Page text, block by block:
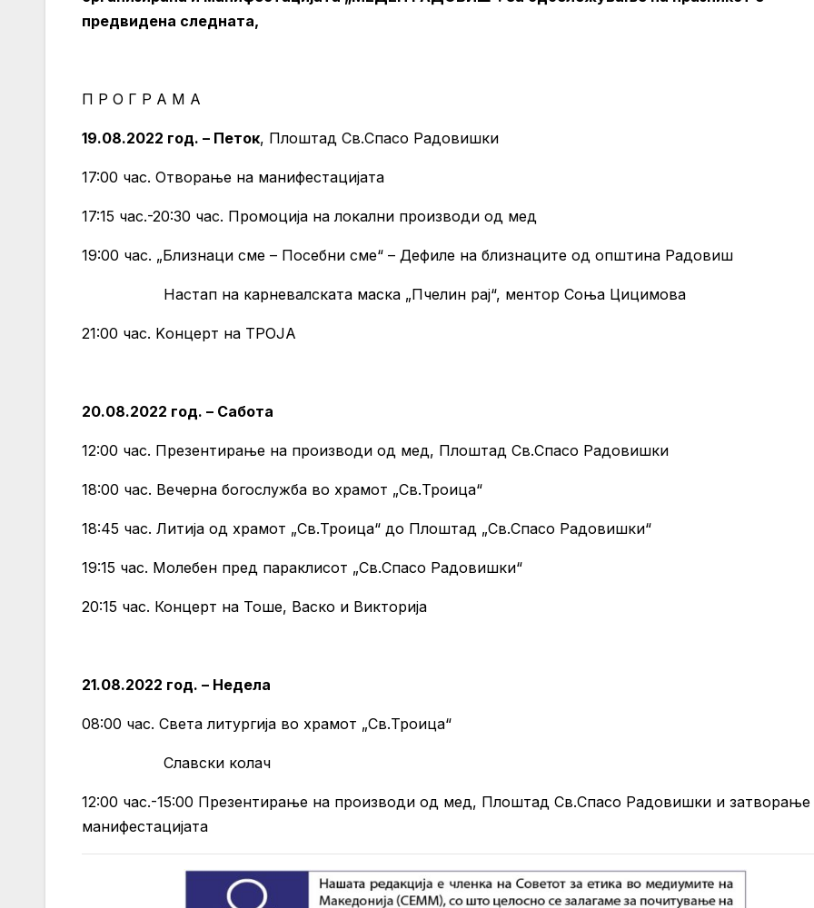
предвидена следната,
П Р О Г Р А М А
19.08.2022 год. – Петок, Плоштад Св.Спасо Радовишки
17:00 час. Отвoрање на манифестацијата
17:15 час.-20:30 час. Промоција на локални производи од мед
19:00 час. „Близнаци сме – Посебни сме“ – Дефиле на близнаците од општина Радовиш
Настап на карневалската маска „Пчелин рај“, ментор Соња Цицимова
21:00 час. Kонцерт на ТРОЈА
20.08.2022 год. – Сабота
12:00 час. Презентирање на производи од мед, Плоштад Св.Спасо Радовишки
18:00 час. Вечерна богослужба во храмот „Св.Троица“
18:45 час. Литија од храмот „Св.Троица“ до Плоштад „Св.Спасо Радовишки“
19:15 час. Молебен пред параклисот „Св.Спасо Радовишки“
20:15 час. Концерт на Тоше, Васко и Викторија
21.08.2022 год. – Недела
08:00 час. Света литургија во храмот „Св.Троица“
Славски колач
12:00 час.-15:00 Презентирање на производи од мед, Плоштад Св.Спасо Радовишки и затворање
манифестацијата